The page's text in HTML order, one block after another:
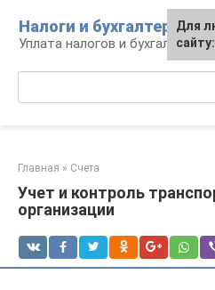
контенту
Налоги и бухгалтерия
Уплата налогов и
Главная » Счета
Учет и контроль
организации
Для